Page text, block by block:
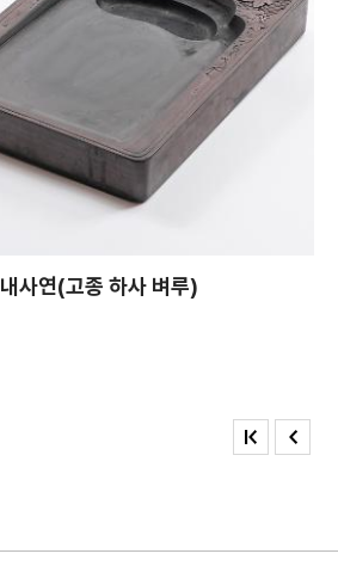
사연(고종 하사 벼루)